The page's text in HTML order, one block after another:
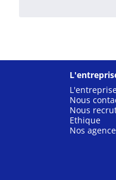
Nous
Nous
Ethique
Nos